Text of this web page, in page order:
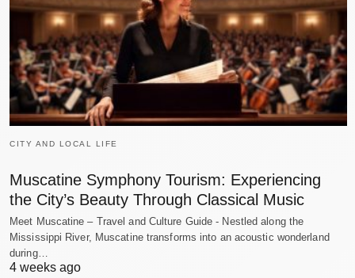
CITY AND LOCAL LIFE
Muscatine Symphony Tourism: Experiencing
the City’s Beauty Through Classical Music
Meet Muscatine – Travel and Culture Guide - Nestled along the
Mississippi River, Muscatine transforms into an acoustic wonderland
during…
4 weeks ago